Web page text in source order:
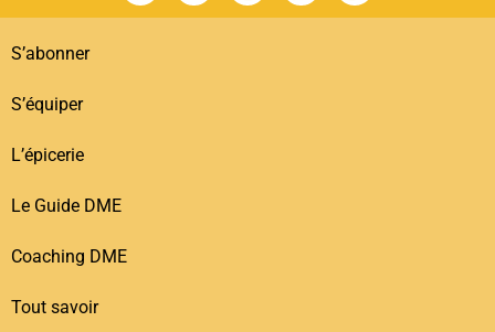
S’abonner
S’équiper
L’épicerie
Le Guide DME
Coaching DME
Tout savoir